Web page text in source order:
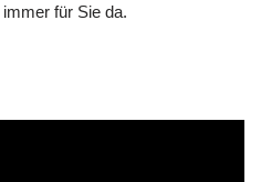
für Sie da.